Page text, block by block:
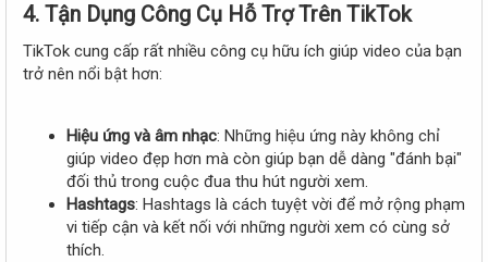
4. Tận Dụng Công Cụ Hỗ Trợ Trên TikTok
TikTok cung cấp rất nhiều công cụ hữu ích giúp video của bạn
trở nên nổi bật hơn:
Hiệu ứng và âm nhạc: Những hiệu ứng này không chỉ
giúp video đẹp hơn mà còn giúp bạn dễ dàng "đánh bại"
đối thủ trong cuộc đua thu hút người xem.
Hashtags: Hashtags là cách tuyệt vời để mở rộng phạm
vi tiếp cận và kết nối với những người xem có cùng sở
thích.